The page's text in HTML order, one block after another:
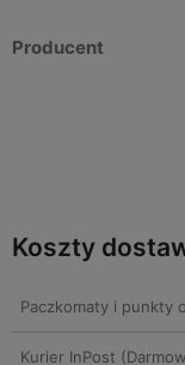
Producent
Koszty
Paczkomaty i punkty
Kurier InPost